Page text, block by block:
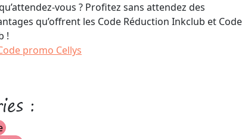
vous ? Profitez sans attendez des
qu’offrent les Code Réduction Inkclub et Code
!
promo Cellys
: